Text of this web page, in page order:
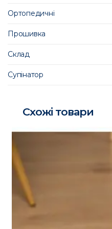
Ортопедичні
Прошивка
Склад
Супінатор
Схожі товари